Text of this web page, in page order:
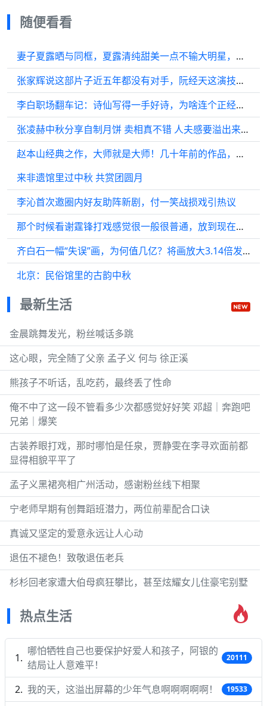
随便看看
妻子夏露晒与同框，夏露清纯甜美一点不输大明星，合不拢嘴！ （APP）
张家辉说这部片子近五年都没有对手，阮经天这演技简直没谁了
李白职场翻车记：诗仙写得一手好诗，为啥连个正经官都保不住？
张凌赫中秋分享自制月饼 卖相真不错 人夫感要溢出来了 凌赫好帅
赵本山经典之作，大师就是大师！几十年前的作品，现在看也不过时
来非遗馆里过中秋 共赏团圆月
李沁首次邀圈内好友助阵新剧，付一笑战损戏引热议
那个时候看谢霆锋打戏感觉很一般很普通，放到现在看，简直封神了
齐白石一幅“失误”画，为何值几亿？将画放大3.14倍发现四维空间
北京：民俗馆里的古韵中秋
最新生活
金晨跳舞发光，粉丝喊话多跳
这心眼，完全随了父亲 孟子义 何与 徐正溪
熊孩子不听话，乱吃药，最终丢了性命
俺不中了这一段不管看多少次都感觉好好笑 邓超｜奔跑吧
兄弟｜爆笑
古装养眼打戏，那时哪怕是任泉，贾静雯在李寻欢面前都
显得相貌平平了
孟子义黑裙亮相广州活动，感谢粉丝线下相聚
宁老师早期有创舞蹈班潜力，两位前辈配合口诀
真诚又坚定的爱意永远让人心动
退伍不褪色！致敬退伍老兵
杉杉回老家遭大伯母疯狂攀比，甚至炫耀女儿住豪宅别墅
热点生活
哪怕牺牲自己也要保护好爱人和孩子，阿银的
结局让人意难平！
20111
我的天，这溢出屏幕的少年气息啊啊啊啊啊！ 19533